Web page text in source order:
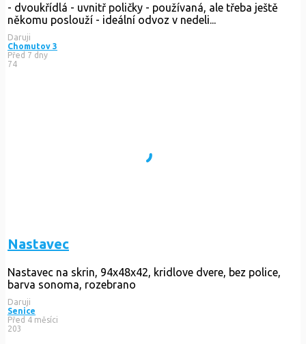
- dvoukřídlá - uvnitř poličky - používaná, ale třeba ještě
někomu poslouží - ideální odvoz v nedeli...
Daruji
Chomutov 3
Před 7 dny
74
Nastavec
Nastavec na skrin, 94x48x42, kridlove dvere, bez police,
barva sonoma, rozebrano
Daruji
Senice
Před 4 měsíci
203